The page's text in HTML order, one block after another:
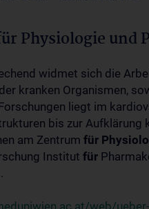
Physiologie und
widmet sich die
kranken Organismen,
liegt im
bis zur
am Zentrum für
Institut für
web/